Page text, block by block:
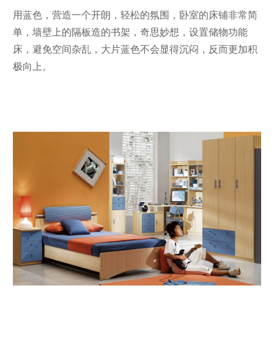
用蓝色，营造一个开朗，轻松的氛围，卧室的床铺非常简
单，墙壁上的隔板造的书架，奇思妙想，设置储物功能
床，避免空间杂乱，大片蓝色不会显得沉闷，反而更加积
极向上。